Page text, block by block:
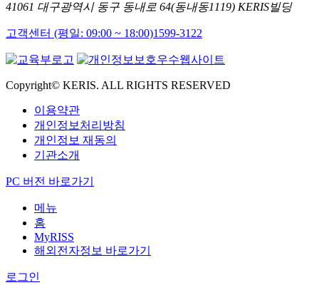
41061 대구광역시 동구 동내로 64(동내동1119) KERIS빌딩
고객센터 (평일: 09:00 ~ 18:00)1599-3122
Copyright© KERIS. ALL RIGHTS RESERVED
이용약관
개인정보처리방침
개인정보 재동의
기관소개
PC 버전 바로가기
메뉴
홈
MyRISS
해외전자정보 바로가기
로그인